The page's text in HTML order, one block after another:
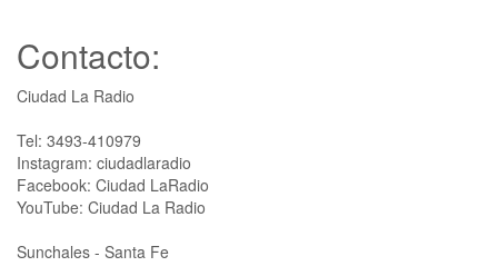
Contacto:
Ciudad La Radio
Tel: 3493-410979
Instagram: ciudadlaradio
Facebook: Ciudad LaRadio
YouTube: Ciudad La Radio
Sunchales - Santa Fe